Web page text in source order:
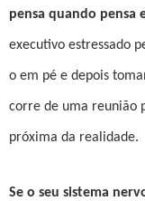
pensa quando pensa
executivo estressado
o em pé e depois
corre de uma reunião
próxima da realidade.
Se o seu sistema